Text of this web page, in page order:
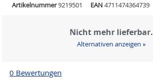
Artikelnummer9219501 EAN 4711474364739
Nicht mehr lieferbar.
Alternativen anzeigen »
0 Bewertungen